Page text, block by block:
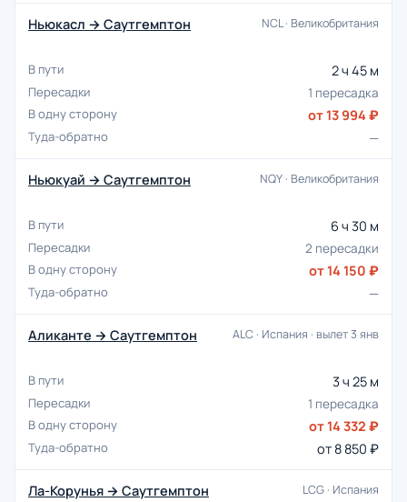
Ньюкасл → Саутгемптон NCL · Великобритания
2 ч 45 м
1 пересадка
от 13 994 ₽
—
Ньюкуай → Саутгемптон NQY · Великобритания
6 ч 30 м
2 пересадки
от 14 150 ₽
—
Аликанте → Саутгемптон ALC · Испания · вылет 3 янв
3 ч 25 м
1 пересадка
от 14 332 ₽
от 8 850 ₽
Ла-Корунья → Саутгемптон LCG · Испания